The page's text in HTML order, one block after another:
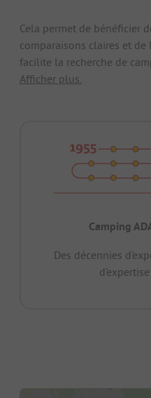
Cela permet de bénéficier
comparaisons claires et de
facilite la recherche de
Afficher plus.
Camping
Des décennies
d’expertise